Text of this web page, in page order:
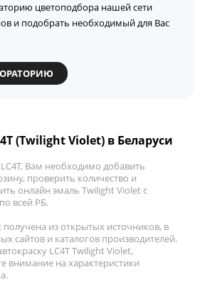
цветоподбора нашей сети
и подобрать необходимый для Вас
(Twilight Violet) в Беларуси
Вам необходимо добавить
проверить количество и
онлайн эмаль Twilight Violet с
всей РБ.
из открытых источников, в
сайтов и каталогов производителей.
LC4T Twilight Violet,
внимание на характеристики